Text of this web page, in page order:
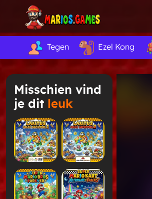
Tegen Ezel Kong
Misschien vind
je dit leuk